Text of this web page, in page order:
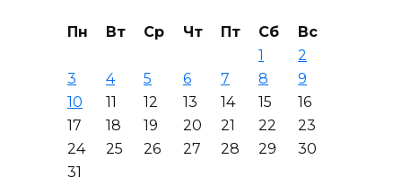
Пн Вт Ср Чт Пт Сб
Вс
1
2
3
4 5 6 7 8
9
10
11 12 13 14 15
16
17
18 19 20 21 22
23
24
25 26 27 28 29
30
31